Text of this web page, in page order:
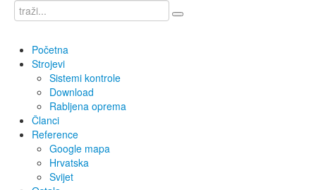
Početna
Strojevi
Sistemi kontrole
Download
Rabljena oprema
Članci
Reference
Google mapa
Hrvatska
Svijet